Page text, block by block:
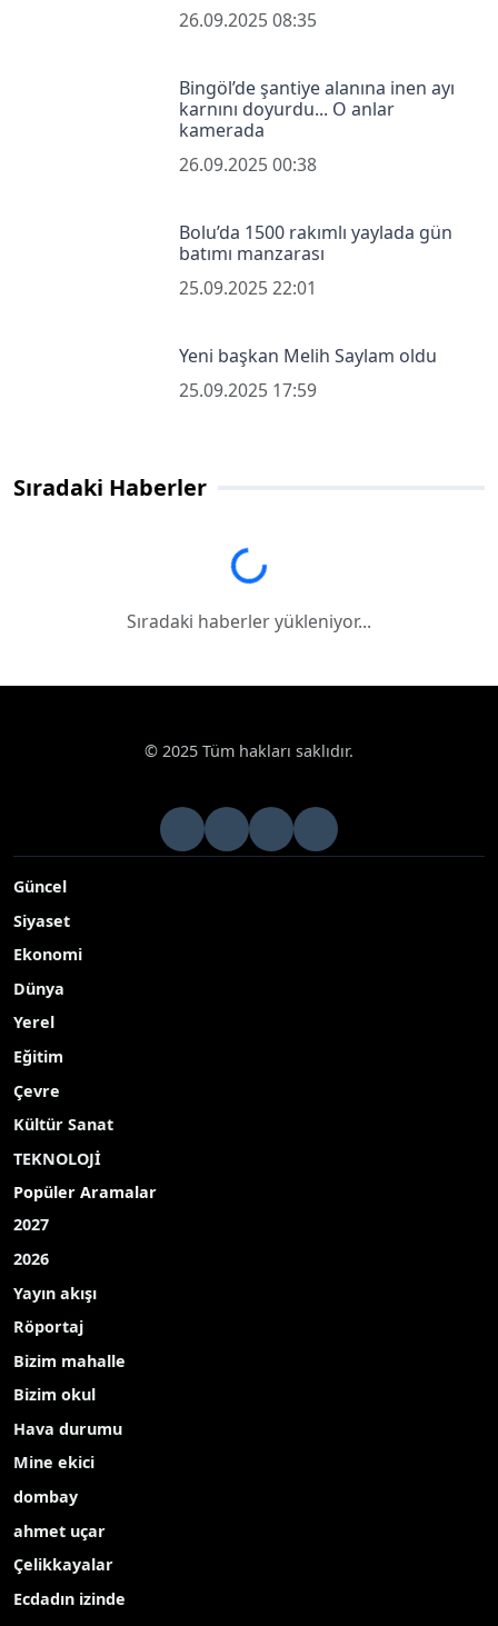
26.09.2025 08:35
Bingöl’de şantiye alanına inen ayı
karnını doyurdu... O anlar
kamerada
26.09.2025 00:38
Bolu’da 1500 rakımlı yaylada gün
batımı manzarası
25.09.2025 22:01
Yeni başkan Melih Saylam oldu
25.09.2025 17:59
Sıradaki Haberler
haberler yükleniyor...
Sıradaki haberler yükleniyor...
© 2025 Tüm hakları saklıdır.
Güncel
Siyaset
Ekonomi
Dünya
Yerel
Eğitim
Çevre
Kültür Sanat
TEKNOLOJİ
Popüler Aramalar
2027
2026
Yayın akışı
Röportaj
Bizim mahalle
Bizim okul
Hava durumu
Mine ekici
dombay
ahmet uçar
Çelikkayalar
Ecdadın izinde